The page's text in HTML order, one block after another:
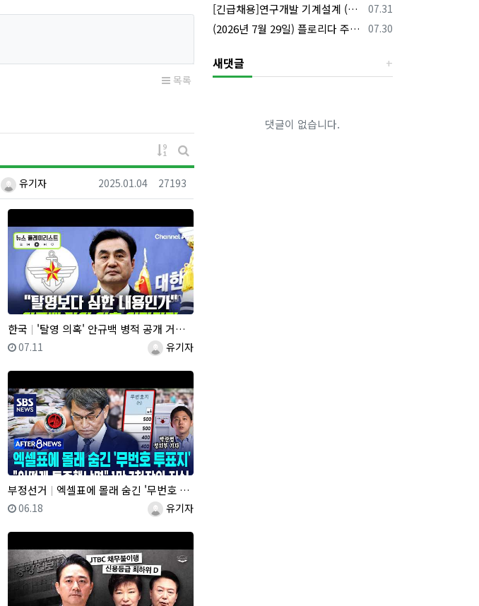
목록
게시물 정렬
게시판 검색
등록자유기자 등록일
2025.01.04 조회
27193
한국 '탈영 의혹' 안규백 병적 공개 거부에 한동훈 "탈영보다 더한 내용 있나"
등록자유기자
등록일
07.11
부정선거 엑셀표에 몰래 숨긴 '무번호 투표지'.."어떻게 특종했냐면" 1만 7천장의 진실
등록자유기자
등록일
06.18
등록일
07.31
[긴급채용]연구개발 기계설계 (C&C) 엔지니어 모집
등록일
07.30
(2026년 7월 29일) 플로리다 주요 뉴스 | 플로리다 한인 닷컴
새댓글
댓글이 없습니다.